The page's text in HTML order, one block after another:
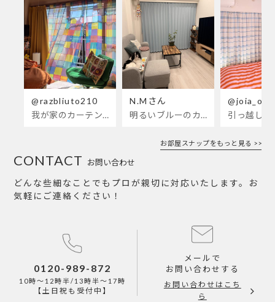
@razbliuto210
我が家のカーテンが新しくなりました🌼早起きが超絶苦手な私が、思わず朝カーテンを開けて光合成するようになったステンドグラスカーテン…！
N.Mさん
明るいブルーのカーテンで、部屋全体が明るく。白を基調とした部屋にぴったりです。
お部屋スナップをもっと見る >>
お問い合わせ
CONTACT
どんな些細なことでもプロが親切に対応いたします。お
気軽にご連絡ください！
0120-989-872
10時～12時半/13時半～17時
【土日祝も受付中】
メールで
お問い合わせする
お問い合わせはこち
ら